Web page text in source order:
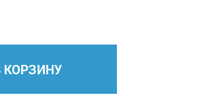
КОРЗИНУ